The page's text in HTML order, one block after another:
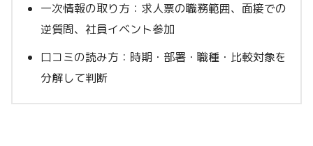
一次情報の取り方：求人票の職務範囲、面接での
逆質問、社員イベント参加
口コミの読み方：時期・部署・職種・比較対象を
分解して判断